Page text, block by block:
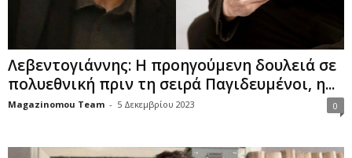
Λεβεντογιάννης: Η προηγούμενη δουλειά σε
πολυεθνική πριν τη σειρά Παγιδευμένοι, η...
Magazinomou Team - 5 Δεκεμβρίου 2023 0